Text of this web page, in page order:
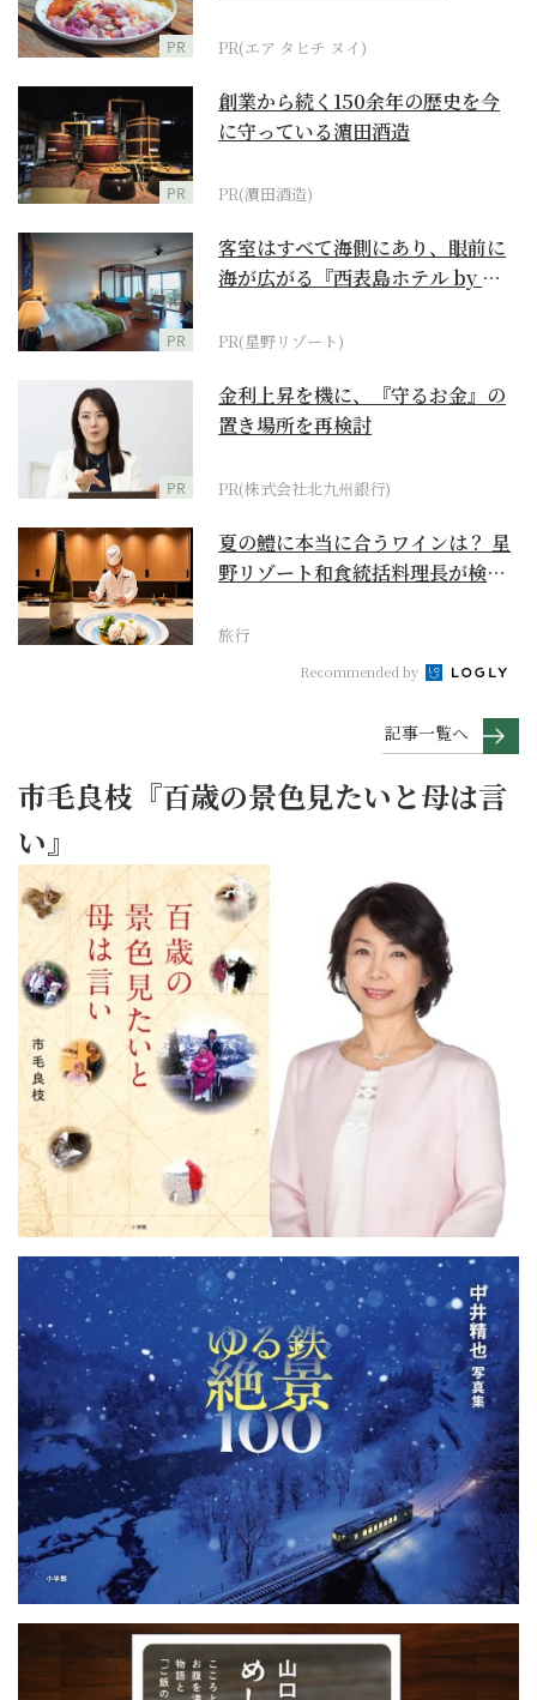
PR PR(エア タヒチ ヌイ)
PR
創業から続く150余年の歴史を今
に守っている濵田酒造
PR(濵田酒造)
PR
客室はすべて海側にあり、眼前に
海が広がる『西表島ホテル by 星
PR(星野リゾート)
PR
金利上昇を機に、『守るお金』の
置き場所を再検討
PR(株式会社北九州銀行)
夏の鱧に本当に合うワインは？ 星
野リゾート和食統括料理長が検証
旅行
Recommended by
記事一覧へ
市毛良枝『百歳の景色見たいと母は言
い』